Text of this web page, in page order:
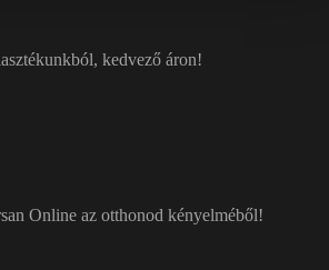
kedvező áron!
Online az otthonod kényelméből!